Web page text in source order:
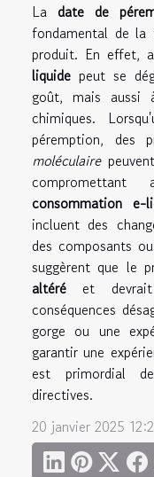
La date de
fondamental de
produit. En effet,
liquide peut se
goût, mais aussi
chimiques.
péremption, des
moléculaire
consommation e-
incluent des
des composants
suggèrent que le
altéré et
conséquences
gorge ou une
garantir une
est primordial
directives.
20 janvier 2025